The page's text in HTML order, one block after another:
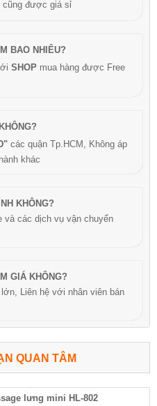
cũng được giá sỉ
BAO NHIÊU?
SHOP mua hàng được Free
các quận Tp.HCM, Không áp
khác
KHÔNG?
và các dịch vụ vận chuyển
GIÁ KHÔNG?
Liên hệ với nhân viên bán
QUAN TÂM
lưng mini HL-802